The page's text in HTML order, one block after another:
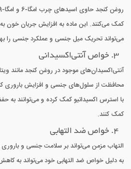
کمک می‌کنند. این ماده به افزایش جریان خون
می‌تواند تحریک میل جنسی و عملکرد جنسی را
3. خواص آنتی‌اکسیدانی
محافظت از سلول‌های جنسی و افزایش باروری
با استرس اکسیداتیو کمک کرده و می‌توانند
کمک کنند.
4. خواص ضد التهابی
التهاب مزمن می‌تواند بر سلامت جنسی و باروری
به دلیل خواص ضد التهابی خود می‌تواند به